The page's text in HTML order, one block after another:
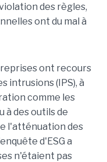
des règles,
ont du mal à
ont recours
intrusions (IPS), à
comme les
à des outils de
l'atténuation des
d'ESG a
n'étaient pas